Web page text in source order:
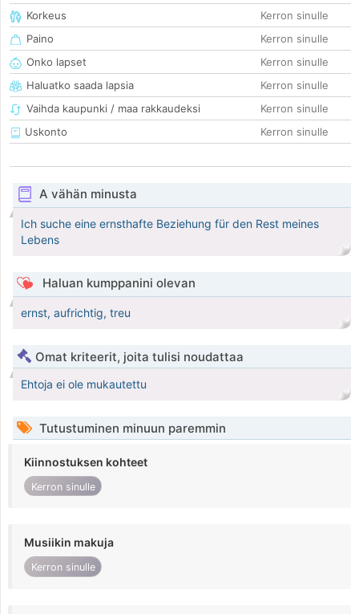
Korkeus
Kerron sinulle
Paino
Kerron sinulle
Onko lapset
Kerron sinulle
Haluatko saada lapsia
Kerron sinulle
Vaihda kaupunki / maa rakkaudeksi
Kerron sinulle
Uskonto
Kerron sinulle
A vähän minusta
Ich suche eine ernsthafte Beziehung für den Rest meines
Lebens
Haluan kumppanini olevan
ernst, aufrichtig, treu
Omat kriteerit, joita tulisi noudattaa
Ehtoja ei ole mukautettu
Tutustuminen minuun paremmin
Kiinnostuksen kohteet
Kerron sinulle
Musiikin makuja
Kerron sinulle